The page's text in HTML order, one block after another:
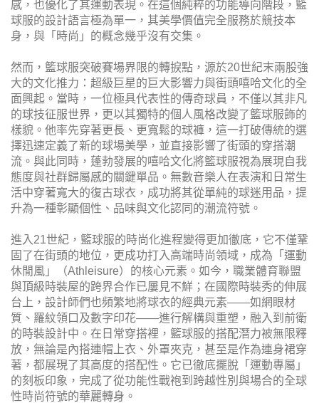
感，也優化了其運動表現。在這個純粹的功能導向階段，籃
球服的設計語言極為單一，其美學價值完全服務於競技本
身，與「時尚」的概念幾乎沒有交集。
然而，籃球服突破賽場界限的轉捩點，源於20世紀末兩股強
大的文化推力：超級巨星的巨大影響力與街頭嘻哈文化的全
面興起。當時，一位極具代表性的傳奇球員，不僅以其非凡
的球技征服世界，更以其獨特的個人風格改變了籃球服飾的
樣貌。他率先穿著更長、更寬鬆的球褲，這一打破傳統的選
擇迅速定義了新的球場美學，並直接影響了街頭的穿搭潮
流。與此同時，蓬勃發展的嘻哈文化將籃球服視為展現自我
態度與社群歸屬感的關鍵單品。無數音樂人在表演和日常生
活中穿著寬大的復古球衣，成功將其從單純的球迷用品，提
升為一種彰顯個性、品味與文化認同的潮流符號。
進入21世紀，籃球服的時尚化進程變得更加徹底，它不僅鞏
固了在街頭的地位，更成功打入高端時尚領域，成為「運動
休閒風」（Athleisure）的核心元素。如今，職業體育聯盟
與頂級時裝屋的跨界合作已屢見不鮮；在國際時裝秀的伸展
台上，設計師們也頻繁地將球衣的經典元素——如網眼材
質、羅紋領口及數字印花——進行解構與重塑，融入到前衛
的時裝設計中。在日常穿搭裡，籃球服的搭配潛力被無限釋
放，無論是內搭連帽上衣、外罩夾克，甚至是作為連身裙穿
著，都展現了其高度的搭配性。它已徹底擺脫「運動專屬」
的刻板印象，完成了從功能性戰袍到跨越性別與場合的全球
性時尚符號的華麗轉身。